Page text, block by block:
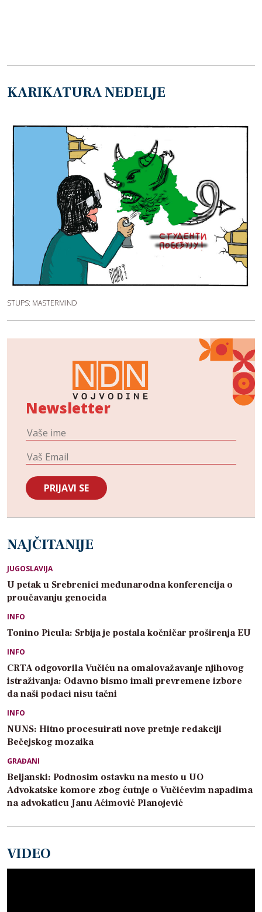
KARIKATURA NEDELJE
STUPS: MASTERMIND
Newsletter
NAJČITANIJE
JUGOSLAVIJA
U petak u Srebrenici međunarodna konferencija o
proučavanju genocida
INFO
Tonino Picula: Srbija je postala kočničar proširenja EU
INFO
CRTA odgovorila Vučiću na omalovažavanje njihovog
istraživanja: Odavno bismo imali prevremene izbore
da naši podaci nisu tačni
INFO
NUNS: Hitno procesuirati nove pretnje redakciji
Bečejskog mozaika
GRAĐANI
Beljanski: Podnosim ostavku na mesto u UO
Advokatske komore zbog ćutnje o Vučićevim napadima
na advokaticu Janu Aćimović Planojević
VIDEO